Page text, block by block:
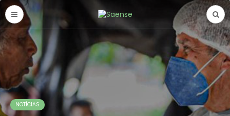
NOTÍCIAS